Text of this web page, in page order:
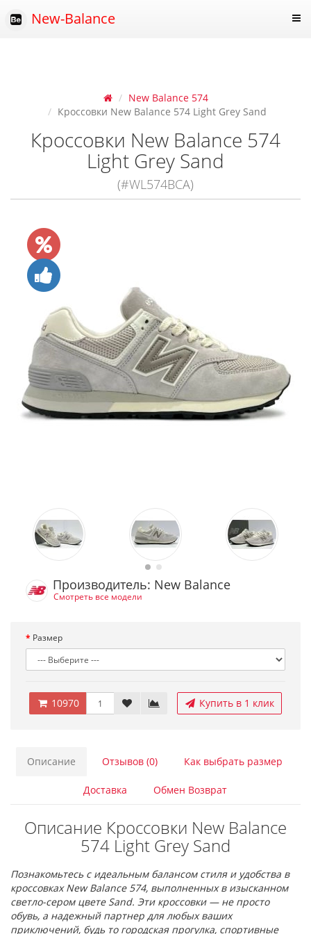
New-Balance
New Balance 574
Кроссовки New Balance 574 Light Grey Sand
Кроссовки New Balance 574
Light Grey Sand
(#WL574BCA)
Производитель: New Balance
Смотреть все модели
Размер
10970 Купить в 1 клик
Описание Отзывов (0) Как выбрать размер
Доставка Обмен Возврат
Описание Кроссовки New Balance
574 Light Grey Sand
Познакомьтесь с идеальным балансом стиля и удобства в
кроссовках New Balance 574, выполненных в изысканном
светло-сером цвете Sand. Эти кроссовки — не просто
обувь, а надежный партнер для любых ваших
приключений, будь то городская прогулка, спортивные